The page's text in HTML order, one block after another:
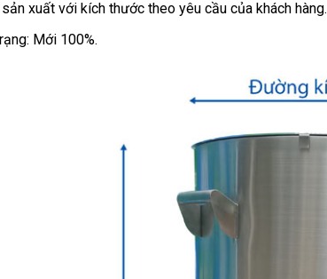
xuất với kích thước theo yêu cầu của khách hàng.
Mới 100%.